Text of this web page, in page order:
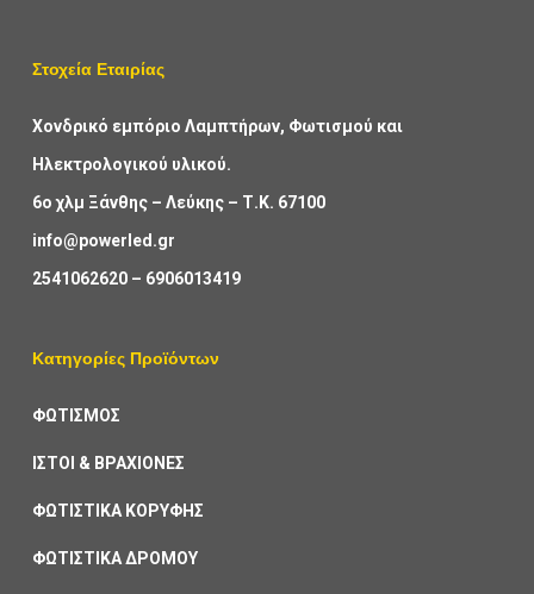
Στοχεία Εταιρίας
Χονδρικό εμπόριο Λαμπτήρων, Φωτισμού και
Ηλεκτρολογικού υλικού.
6ο χλμ Ξάνθης – Λεύκης – Τ.Κ. 67100
info@powerled.gr
2541062620– 6906013419
Κατηγορίες Προϊόντων
ΦΩΤΙΣΜΟΣ
ΙΣΤΟΙ & ΒΡΑΧΙΟΝΕΣ
ΦΩΤΙΣΤΙΚΑ ΚΟΡΥΦΗΣ
ΦΩΤΙΣΤΙΚΑ ΔΡΟΜΟΥ